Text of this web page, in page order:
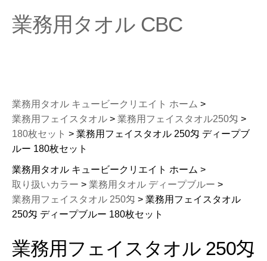
業務用タオル CBC
業務用タオル キュービークリエイト ホーム >
業務用フェイスタオル > 業務用フェイスタオル250匁 >
180枚セット > 業務用フェイスタオル 250匁 ディープブ
ルー 180枚セット
業務用タオル キュービークリエイト ホーム >
取り扱いカラー > 業務用タオル ディープブルー >
業務用フェイスタオル 250匁 > 業務用フェイスタオル
250匁 ディープブルー 180枚セット
業務用フェイスタオル 250匁